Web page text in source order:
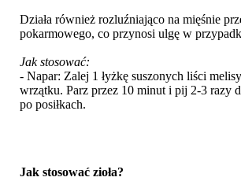
Działa również rozluźniająco na mięśnie
pokarmowego, co przynosi ulgę w
Jak stosować:
- Napar: Zalej 1 łyżkę suszonych liści
wrzątku. Parz przez 10 minut i pij 2-3 razy
po posiłkach.
Jak stosować zioła?